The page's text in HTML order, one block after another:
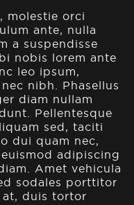
molestie orci
ante, nulla
a suspendisse
nobis lorem ante
leo ipsum,
nibh. Phasellus
diam nullam
Pellentesque
sed, taciti
dui quam nec,
adipiscing
Amet vehicula
sodales porttitor
at, duis tortor